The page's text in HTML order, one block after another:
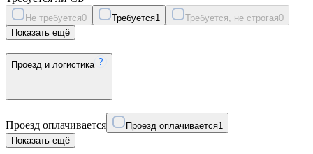
Не требуется0 Требуется1 Требуется, не строгая0
Показать ещё
Проезд и логистика
Проезд оплачивается Проезд оплачивается1
Показать ещё